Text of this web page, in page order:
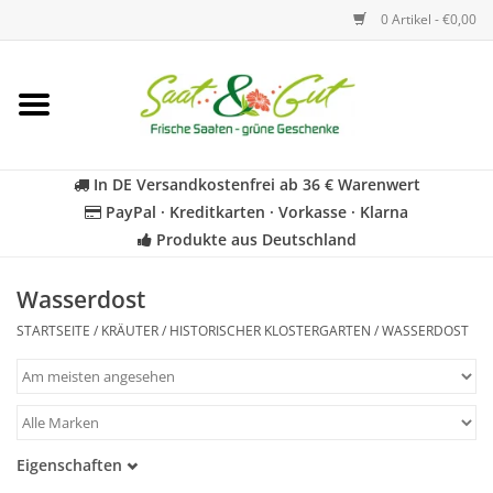
0 Artikel - €0,00
Startseite
Kräuter
Für Kinder
Geschenkideen
In DE Versandkostenfrei ab 36 € Warenwert
PayPal · Kreditkarten · Vorkasse · Klarna
Produkte aus Deutschland
Wasserdost
STARTSEITE / KRÄUTER/ HISTORISCHER KLOSTERGARTEN /WASSERDOST
Eigenschaften